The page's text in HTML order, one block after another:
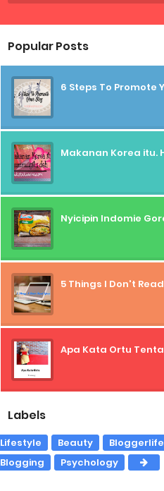
Popular Posts
Labels
Lifestyle Beauty
Bloggerlife
Blogging
Psychology